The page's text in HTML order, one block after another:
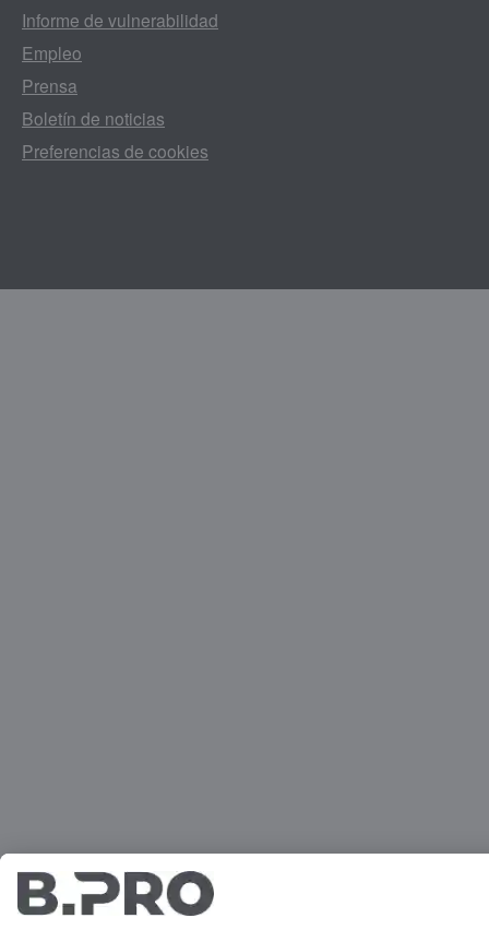
Informe de vulnerabilidad
Empleo
Prensa
Boletín de noticias
Preferencias de cookies